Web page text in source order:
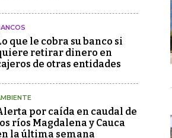
que le cobra su banco si
retirar dinero en
de otras entidades
por caída en caudal de
ríos Magdalena y Cauca
la última semana